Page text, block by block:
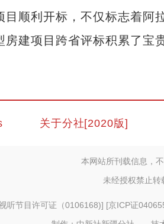
利开标，不仅标志着阿
建项目跨省评标积累了宝
关于分社[2020版]
本网站所刊载信息，
未经授权禁止转
听节目许可证（0106168)] [京ICP证